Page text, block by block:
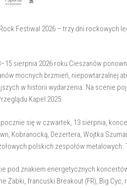
Festiwal 2026 – trzy dni rockowych
sierpnia 2026 roku Cieszanów
mocnych brzmień, niepowtarzalnej
w historii wydarzenia. Na scenie
Kapel 2025.
się w czwartek, 13 sierpnia,
Kobranocką, Dezertera, Wojtka
polskich zespołów
pod znakiem energetycznych
Żabki, francuski Breakout (FR), Big